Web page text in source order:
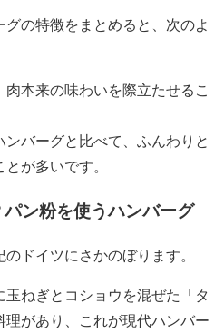
の特徴をまとめると、次のよ
肉本来の味わいを際立たせるこ
ンバーグと比べて、ふんわりと
が多いです。
ン粉を使うハンバーグ
ドイツにさかのぼります。
ねぎとコショウを混ぜた「タ
があり、これが現代ハンバー